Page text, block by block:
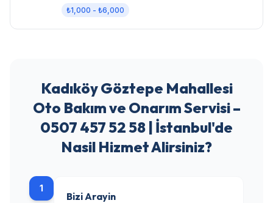
₺1,000 - ₺6,000
Kadıköy Göztepe Mahallesi
Oto Bakım ve Onarım Servisi –
0507 457 52 58 | İstanbul'de
Nasil Hizmet Alirsiniz?
1
Bizi Arayin